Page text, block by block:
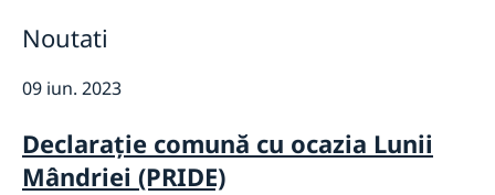
Parteneriatul Estic
Noutati
Noutati
09 iun. 2023
Declarație comună cu ocazia Lunii
Mândriei (PRIDE)